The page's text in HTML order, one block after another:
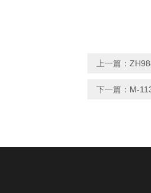
上一篇：
下一篇： M-